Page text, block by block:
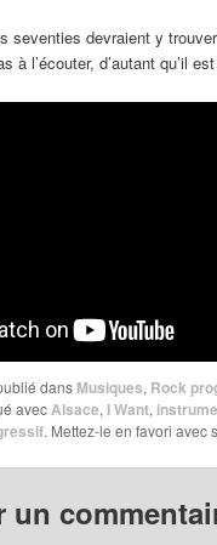
seventies devraient y
à l’écouter, d’autant qu’il
dans Musiques, Rock
avecAlsace, I Want,
. Mettez-le en favori avec
un